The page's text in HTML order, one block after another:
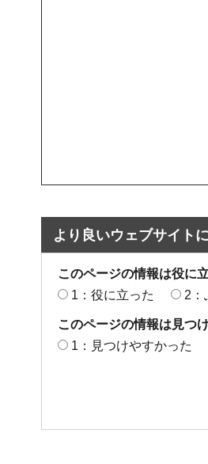
より良いウェブサイト
このページの情報は役に
1：役に立った
2：
このページの情報は見つ
1：見つけやすかった